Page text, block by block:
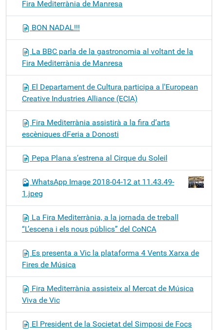
Fira Mediterrània de Manresa
BON NADAL!!!
La BBC parla de la gastronomia al voltant de la
Fira Mediterrània de Manresa
El Departament de Cultura participa a l'European
Creative Industries Alliance (ECIA)
Fira Mediterrània assistirà a la fira d’arts
escèniques dFeria a Donosti
Pepa Plana s’estrena al Cirque du Soleil
WhatsApp Image 2018-04-12 at 11.43.49-
1.jpeg
La Fira Mediterrània, a la jornada de treball
“L’escena i els nous públics” del CoNCA
Es presenta a Vic la plataforma 4 Vents Xarxa de
Fires de Música
Fira Mediterrània assisteix al Mercat de Música
Viva de Vic
El President de la Societat del Simposi de Focs